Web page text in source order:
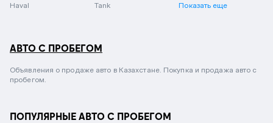
Haval Tank Показать еще
АВТО С ПРОБЕГОМ
Объявления о продаже авто в Казахстане. Покупка и продажа авто с
пробегом.
ПОПУЛЯРНЫЕ АВТО С ПРОБЕГОМ